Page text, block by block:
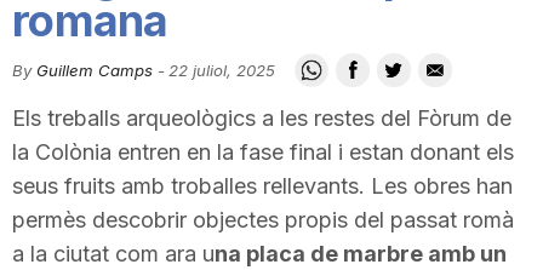
i
t
a
romana
By Guillem Camps - 22 juliol, 2025
Els treballs arqueològics a les restes del Fòrum de
la Colònia entren en la fase final i estan donant els
seus fruits amb troballes rellevants. Les obres han
permès descobrir objectes propis del passat romà
a la ciutat com ara una placa de marbre amb un